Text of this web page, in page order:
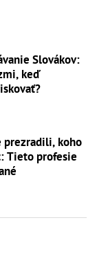
Slovákov:
keď
prezradili, koho
Tieto profesie